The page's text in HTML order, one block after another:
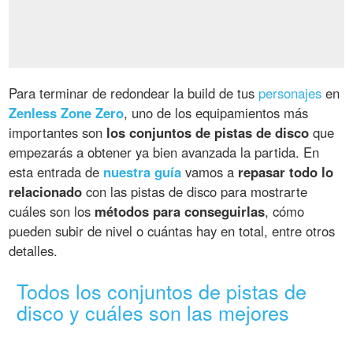
Para terminar de redondear la build de tus personajes en
Zenless Zone Zero, uno de los equipamientos más
importantes son los conjuntos de pistas de disco que
empezarás a obtener ya bien avanzada la partida. En
esta entrada de nuestra guía vamos a repasar todo lo
relacionado con las pistas de disco para mostrarte
cuáles son los métodos para conseguirlas, cómo
pueden subir de nivel o cuántas hay en total, entre otros
detalles.
Todos los conjuntos de pistas de
disco y cuáles son las mejores